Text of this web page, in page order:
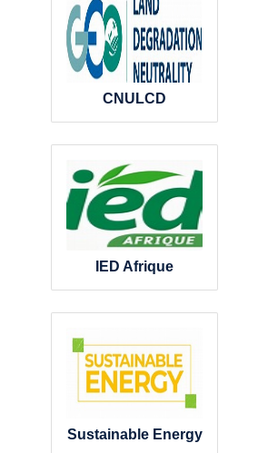
CNULCD
IED Afrique
Sustainable Energy